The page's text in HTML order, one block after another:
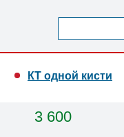
КТ одной кисти
3 600